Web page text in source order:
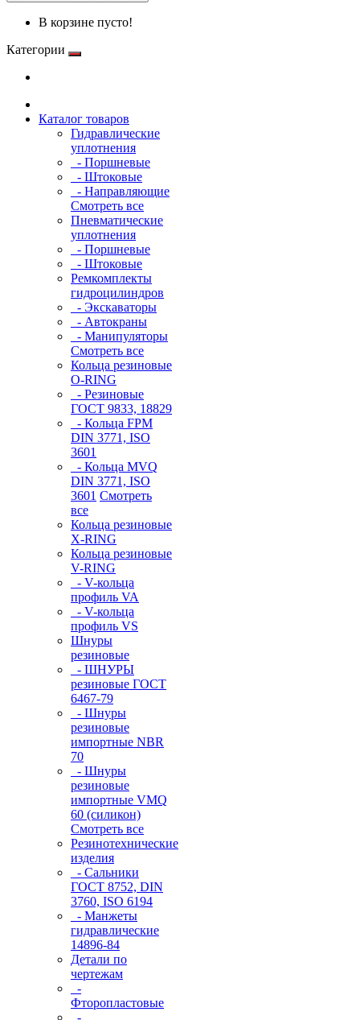
В корзине пусто!
Категории
Каталог товаров
Гидравлические
уплотнения
- Поршневые
- Штоковые
- Направляющие
Смотреть все
Пневматические
уплотнения
- Поршневые
- Штоковые
Ремкомплекты
гидроцилиндров
- Экскаваторы
- Автокраны
- Манипуляторы
Смотреть все
Кольца резиновые
O-RING
- Резиновые
ГОСТ 9833, 18829
- Кольца FPM
DIN 3771, ISO
3601
- Кольца MVQ
DIN 3771, ISO
3601 Смотреть
все
Кольца резиновые
Х-RING
Кольца резиновые
V-RING
- V-кольца
профиль VA
- V-кольца
профиль VS
Шнуры
резиновые
- ШНУРЫ
резиновые ГОСТ
6467-79
- Шнуры
резиновые
импортные NBR
70
- Шнуры
резиновые
импортные VMQ
60 (силикон)
Смотреть все
Резинотехнические
изделия
- Сальники
ГОСТ 8752, DIN
3760, ISO 6194
- Манжеты
гидравлические
14896-84
Детали по
чертежам
-
Фторопластовые
-